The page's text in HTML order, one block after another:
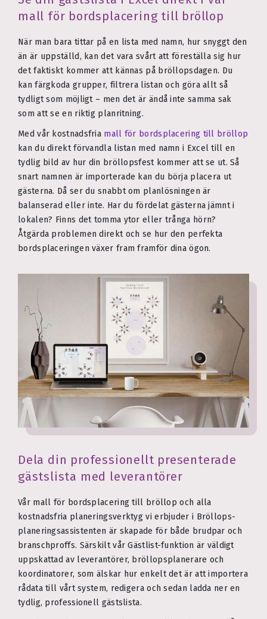
mall för bordsplacering till bröllop
När man bara tittar på en lista med namn, hur snyggt den
än är uppställd, kan det vara svårt att föreställa sig hur
det faktiskt kommer att kännas på bröllopsdagen. Du
kan färgkoda grupper, filtrera listan och göra allt så
tydligt som möjligt – men det är ändå inte samma sak
som att se en riktig planritning.
Med vår kostnadsfria mall för bordsplacering till bröllop
kan du direkt förvandla listan med namn i Excel till en
tydlig bild av hur din bröllopsfest kommer att se ut. Så
snart namnen är importerade kan du börja placera ut
gästerna. Då ser du snabbt om planlösningen är
balanserad eller inte. Har du fördelat gästerna jämnt i
lokalen? Finns det tomma ytor eller trånga hörn?
Åtgärda problemen direkt och se hur den perfekta
bordsplaceringen växer fram framför dina ögon.
Dela din professionellt presenterade
gästslista med leverantörer
Vår mall för bordsplacering till bröllop och alla
kostnadsfria planeringsverktyg vi erbjuder i Bröllops­
planerings­assistenten är skapade för både brudpar och
branschproffs. Särskilt vår Gästlist-funktion är väldigt
uppskattad av leverantörer, bröllopsplanerare och
koordinatorer, som älskar hur enkelt det är att importera
rådata till vårt system, redigera och sedan ladda ner en
tydlig, professionell gästslista.